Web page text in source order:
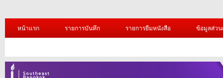
หน้าแรก รายการบันทึก รายการยืมหนังสือ ข้อมูลส่ว